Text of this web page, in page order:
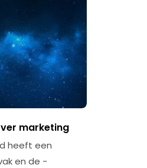
marketing
heeft een
en de -